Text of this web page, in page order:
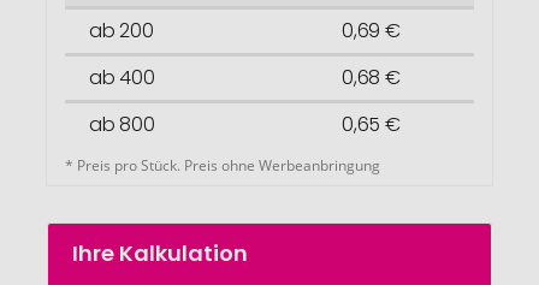
ab 200
0,69 €
ab 400
0,68 €
ab 800
0,65 €
* Preis pro Stück. Preis ohne Werbeanbringung
Ihre Kalkulation